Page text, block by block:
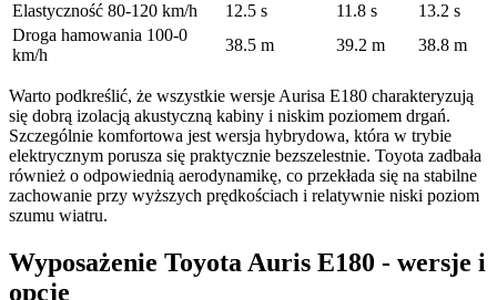
Elastyczność 80-120 km/h
12.5 s 11.8 s
13.2 s
Droga hamowania 100-0
km/h
38.5 m 39.2 m 38.8 m
Warto podkreślić, że wszystkie wersje Aurisa E180 charakteryzują
się dobrą izolacją akustyczną kabiny i niskim poziomem drgań.
Szczególnie komfortowa jest wersja hybrydowa, która w trybie
elektrycznym porusza się praktycznie bezszelestnie. Toyota zadbała
również o odpowiednią aerodynamikę, co przekłada się na stabilne
zachowanie przy wyższych prędkościach i relatywnie niski poziom
szumu wiatru.
Wyposażenie Toyota Auris E180 - wersje i
opcje